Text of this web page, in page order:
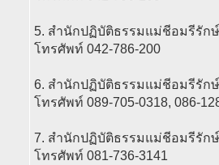
5. สำนักปฏิบัติธรรมแม่ชีอมรีรัก
โทรศัพท์ 042-786-200
6. สำนักปฏิบัติธรรมแม่ชีอมรีรัก
โทรศัพท์ 089-705-0318, 086-
7. สำนักปฏิบัติธรรมแม่ชีอมรีรัก
โทรศัพท์ 081-736-3141